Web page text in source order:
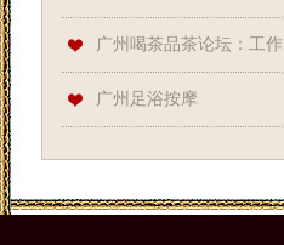
源获取_134
高端工作室与天河98水会大全
对接
广州喝茶品茶论坛：工作
室外卖与天河区新茶实测
广州足浴按摩